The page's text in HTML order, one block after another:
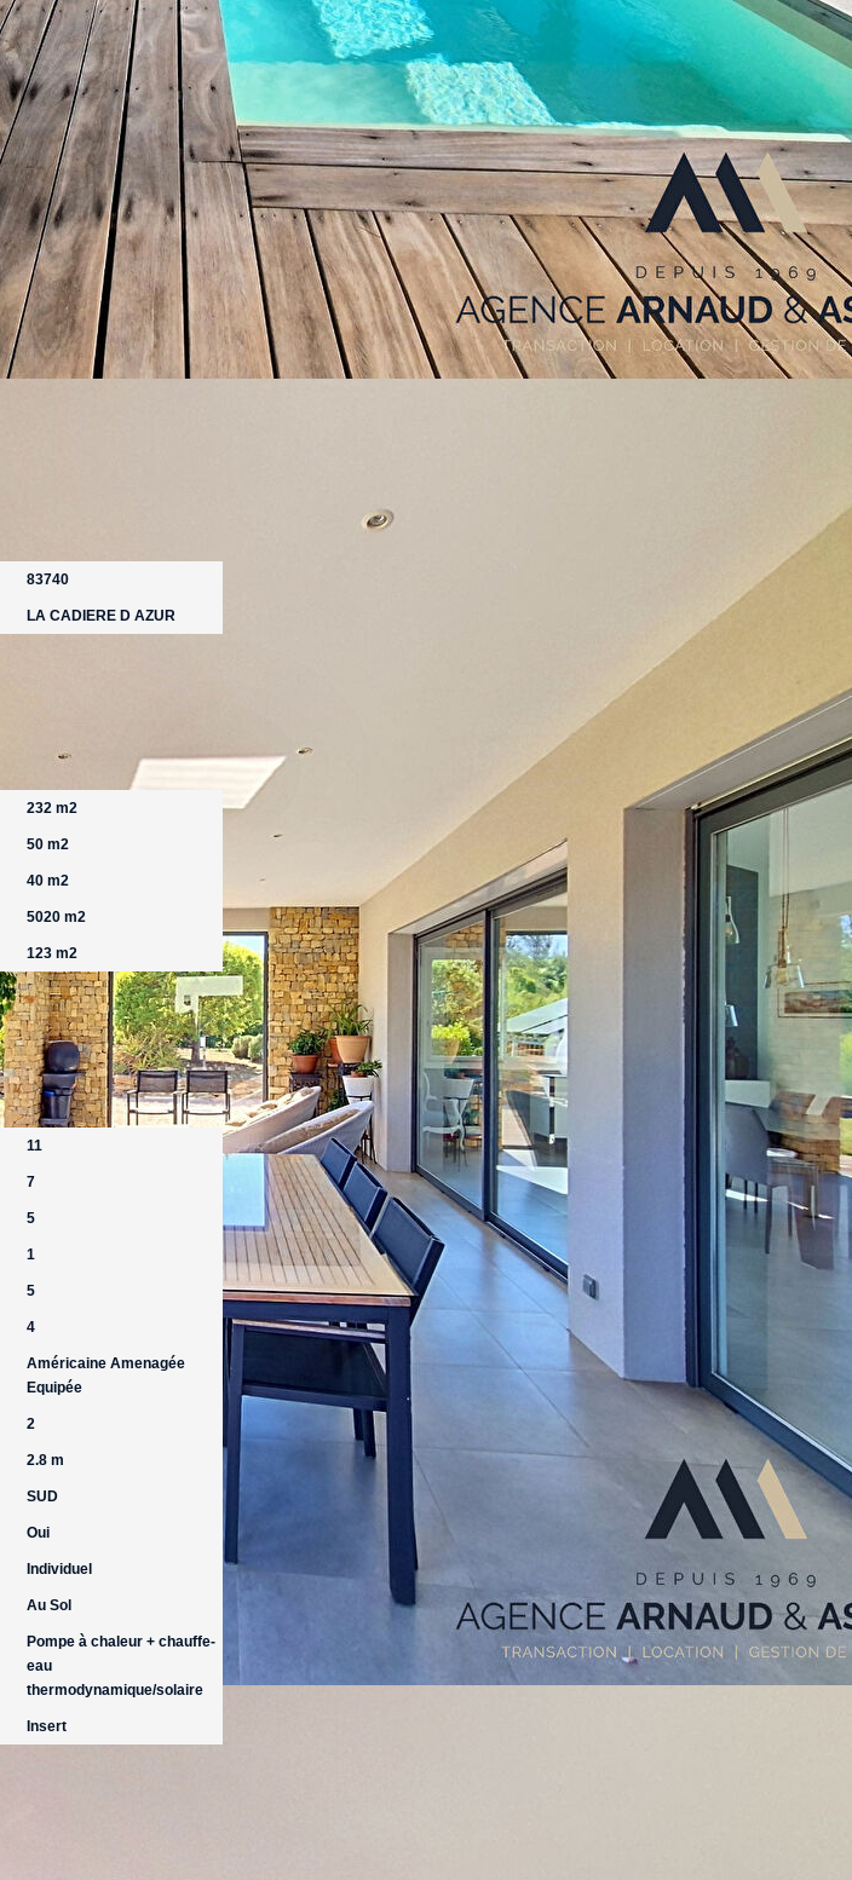
Calculer mon budget
plus, rendez-vous sur
83740
LA CADIERE D AZUR
232 m2
50 m2
40 m2
5020 m2
123 m2
11
7
5
1
5
4
Américaine Amenagée
Equipée
2
2.8 m
SUD
Oui
Individuel
Au Sol
Pompe à chaleur + chauffe-
eau
thermodynamique/solaire
Insert